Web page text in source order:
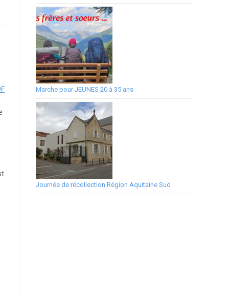
Marche pour JEUNES 20 à 35 ans
Journée de récollection Région Aquitaine Sud